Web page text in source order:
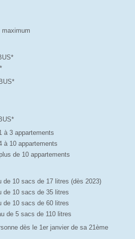
maximum
à 3 appartements
à 10 appartements
de 10 appartements
de 10 sacs de 17 litres (dès 2023)
de 10 sacs de 35 litres
de 10 sacs de 60 litres
de 5 sacs de 110 litres
dès le 1er janvier de sa 21ème